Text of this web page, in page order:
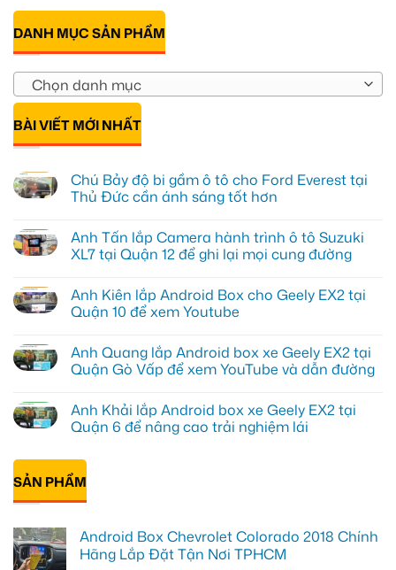
DANH MỤC SẢN PHẨM
Chọn danh mục
BÀI VIẾT MỚI NHẤT
Chú Bảy độ bi gầm ô tô cho Ford Everest tại
Thủ Đức cần ánh sáng tốt hơn
bình
luận
ở
độ
bi
gầm
cho
Ford
Everest
Đức
cần
ánh
hơn
Anh Tấn lắp Camera hành trình ô tô Suzuki
XL7 tại Quận 12 để ghi lại mọi cung đường
bình
luận
ở
lắp
Camera
hành
tô
Suzuki
XL7
để
ghi
lại
đường
Anh Kiên lắp Android Box cho Geely EX2 tại
Quận 10 để xem Youtube
bình
luận
ở
lắp
Android
Box
EX2
tại
Quận
10
Youtube
Anh Quang lắp Android box xe Geely EX2 tại
Quận Gò Vấp để xem YouTube và dẫn đường
bình
luận
ở
Android
box
xe
tại
Quận
Gò
Anh Khải lắp Android box xe Geely EX2 tại
Quận 6 để nâng cao trải nghiệm lái
có
luận
ở
Anh
Android
box
SẢN PHẨM
Android Box Chevrolet Colorado 2018 Chính
Hãng Lắp Đặt Tận Nơi TPHCM